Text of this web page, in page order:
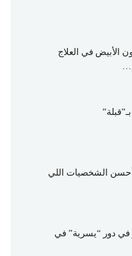
الأبيض في العلاج
أحسن الشخصيات اللي
دور “يسرية” في